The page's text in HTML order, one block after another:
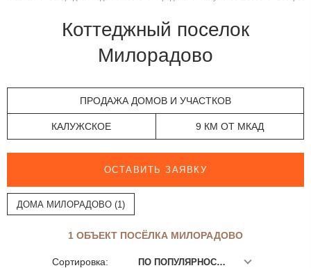
Коттеджный поселок
Милорадово
ПРОДАЖА ДОМОВ И УЧАСТКОВ
КАЛУЖСКОЕ 9 КМ ОТ МКАД
ОСТАВИТЬ ЗАЯВКУ
ДОМА МИЛОРАДОВО (1)
1 ОБЪЕКТ ПОСЁЛКА МИЛОРАДОВО
Сортировка: ПО ПОПУЛЯРНОСТИ